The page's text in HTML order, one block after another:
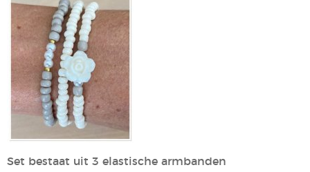
Set bestaat uit 3 elastische armbanden